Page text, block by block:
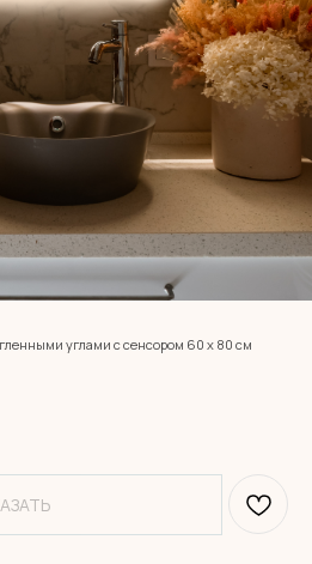
углами с сенсором 60 х 80 см